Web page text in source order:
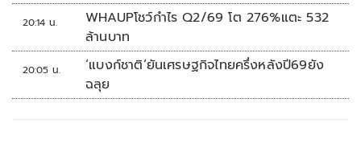
20:14 น.
WHAUPโชว์กำไร Q2/69 โต 276%แตะ 532
ล้านบาท
20:05 น.
‘แบงก์ชาติ’ยันเศรษฐกิจไทยครึ่งหลังปี69ยัง
ฉลุย